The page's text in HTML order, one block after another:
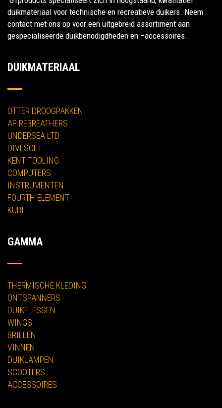
duikmateriaal voor technische en recreatieve duikers. Neem
contact met ons op voor een uitgebreid assortiment aan
gespecialiseerde duikbenodigdheden en –accessoires.
DUIKMATERIAAL
OTTER DROOGPAKKEN
AP REBREATHERS
UNDERSEA LTD
DIVESOFT
KENT TOOLING
COMPUTERS
INSTRUMENTEN
FOURTH ELEMENT
KUBI
GAMMA
THERMISCHE KLEDING
ONTSPANNERS
DUIKFLESSEN
WINGS
BRILLEN
VINNEN
DUIKLAMPEN
SCOOTERS
ACCESSOIRES